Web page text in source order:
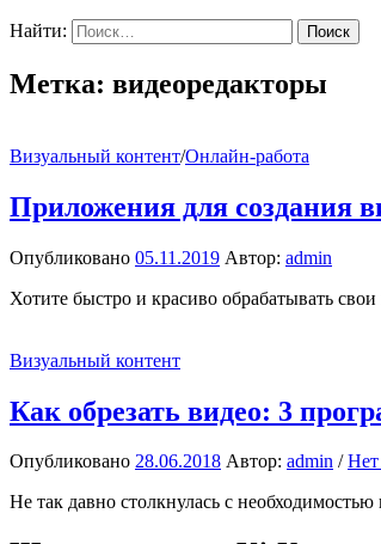
Найти:
Метка: видеоредакторы
Визуальный контент/Онлайн-работа
Приложения для создания
Опубликовано 05.11.2019 Автор: admin
Хотите быстро и красиво обрабатывать
Визуальный контент
Как обрезать видео: 3
Опубликовано 28.06.2018 Автор: admin /Нет
Не так давно столкнулась с необходимостью